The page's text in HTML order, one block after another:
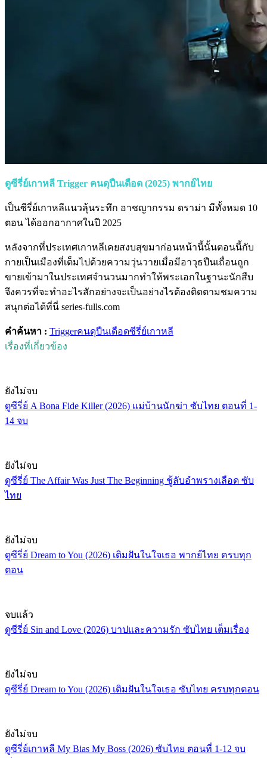
ดูซีรี่ย์เกาหลี Trigger คนดุปืนเดือด (2025) พากย์ไทย
เป็นซีรี่ย์เกาหลีแนวลุ้นระทึก อาชญากรรม ดราม่า มีทั้งหมด 10
ตอน ได้ออกอากาศในปี 2025
หลังจากที่ประเทศเกาหลีเคยสงบสุขมาก่อนหน้านี้นั้นตอนนี้กับ
กายเป็นเมืองที่เต็มไปด้วยความวุ่นวายเมื่อมีอาวุธปืนเถื่อนถูก
ขายเข้ามาในประเทศจำนวนมากทำให้พระเอกในฐานะนักสืบ
จึงควรที่จะทำอะไรสักอย่างจะเป็นอย่างไรต้องติดตามชมความ
สนุกต่อได้ที่นี่ series-fulls.com
คำค้นหา : Triggerคนดุปืนเดือดซีรี่ย์เกาหลี
เรื่องที่เกี่ยวข้อง
ยังไม่จบ
ดูซีรี่ย์ A Bona Fide Killer (2026) แม่บ้านนักฆ่า ซับไทย ตอนที่ 1-
14 จบ
ยังไม่จบ
ดูซีรี่ย์ The Affair Was Just The Beginning ชู้ลับอำพรางเลือด ซับ
ไทย
ยังไม่จบ
ดูซีรี่ย์ Dream to You (2026) เติมฝันในใจเธอ พากย์ไทย ครบทุก
ตอน
จบแล้ว
ดูซีรี่ย์ Sin and Love (2026) บาปและความรัก ซับไทย เต็มเรื่อง
ยังไม่จบ
ดูซีรี่ย์ Dream to You (2026) เติมฝันในใจเธอ ซับไทย ครบทุกตอน
ยังไม่จบ
ดูซีรี่ย์เกาหลี My Bias My Boss (2026) ซับไทย ตอนที่ 1-12 จบ